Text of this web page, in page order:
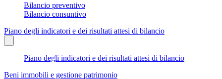
Bilancio preventivo
Bilancio consuntivo
Piano degli indicatori e dei risultati attesi di bilancio
Piano degli indicatori e dei risultati attesi di bilancio
Beni immobili e gestione patrimonio